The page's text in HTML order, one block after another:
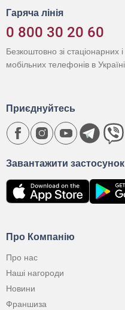
Гаряча лінія
0 800 30 20 60
Безкоштовно зі стаціонарних і
мобільних телефонів в Україні
Про Компанію
Про нас
Наші нагороди
Новини
Франшиза
Завантажити застосунок
Приєднуйтесь